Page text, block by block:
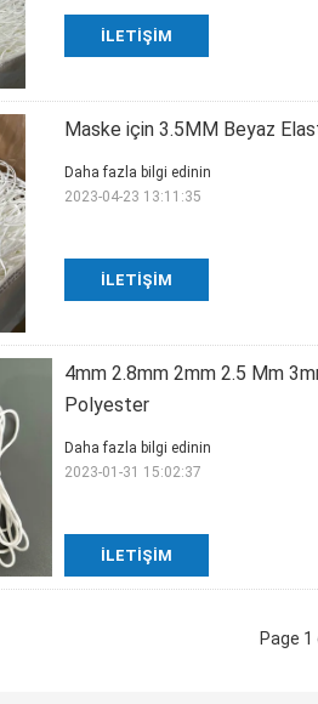
İLETIŞIM
Maske için 3.5MM Beyaz
İLETIŞIM
Daha fazla bilgi edinin
2023-04-23 13:11:35
4mm 2.8mm 2mm 2.5 Mm
Polyester
İLETIŞIM
Daha fazla bilgi edinin
2023-01-31 15:02:37
Page 1